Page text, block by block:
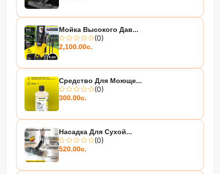
Мойка Высокого Дав...
(0)
2,100.00с.
Средство Для Моюще...
(0)
300.00с.
Насадка Для Сухой...
(0)
520.00с.